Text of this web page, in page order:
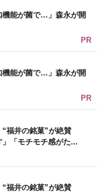
機能が菌で…」森永が開
PR
機能が菌で…」森永が開
PR
“福井の銘菓”が絶賛
」「モチモチ感がた...
“福井の銘菓”が絶賛